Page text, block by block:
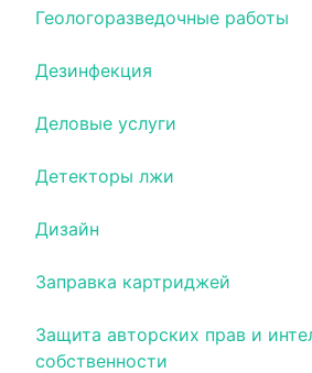
Геологоразведочные работы
Дезинфекция
Деловые услуги
Детекторы лжи
Дизайн
Заправка картриджей
Защита авторских прав и
собственности